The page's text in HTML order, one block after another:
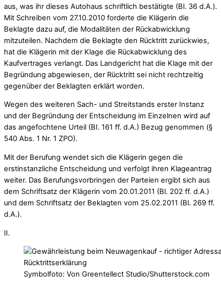
aus, was ihr dieses Autohaus schriftlich bestätigte (Bl. 36 d.A.).
Mit Schreiben vom 27.10.2010 forderte die Klägerin die
Beklagte dazu auf, die Modalitäten der Rückabwicklung
mitzuteilen. Nachdem die Beklagte den Rücktritt zurückwies,
hat die Klägerin mit der Klage die Rückabwicklung des
Kaufvertrages verlangt. Das Landgericht hat die Klage mit der
Begründung abgewiesen, der Rücktritt sei nicht rechtzeitig
gegenüber der Beklagten erklärt worden.
Wegen des weiteren Sach- und Streitstands erster Instanz
und der Begründung der Entscheidung im Einzelnen wird auf
das angefochtene Urteil (BI. 161 ff. d.A.) Bezug genommen (§
540 Abs. 1 Nr. 1 ZPO).
Mit der Berufung wendet sich die Klägerin gegen die
erstinstanzliche Entscheidung und verfolgt ihren Klageantrag
weiter. Das Berufungsvorbringen der Parteien ergibt sich aus
dem Schriftsatz der Klägerin vom 20.01.2011 (Bl. 202 ff. d.A.)
und dem Schriftsatz der Beklagten vom 25.02.2011 (Bl. 269 ff.
d.A.).
II.
Symbolfoto: Von Greentellect Studio/Shutterstock.com